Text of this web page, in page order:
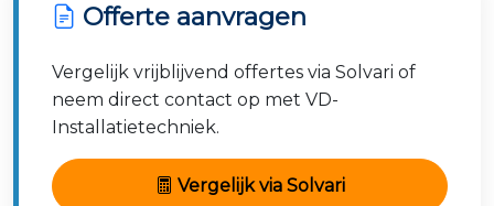
Offerte aanvragen
Vergelijk vrijblijvend offertes via Solvari of
neem direct contact op met VD-
Installatietechniek.
Vergelijk via Solvari